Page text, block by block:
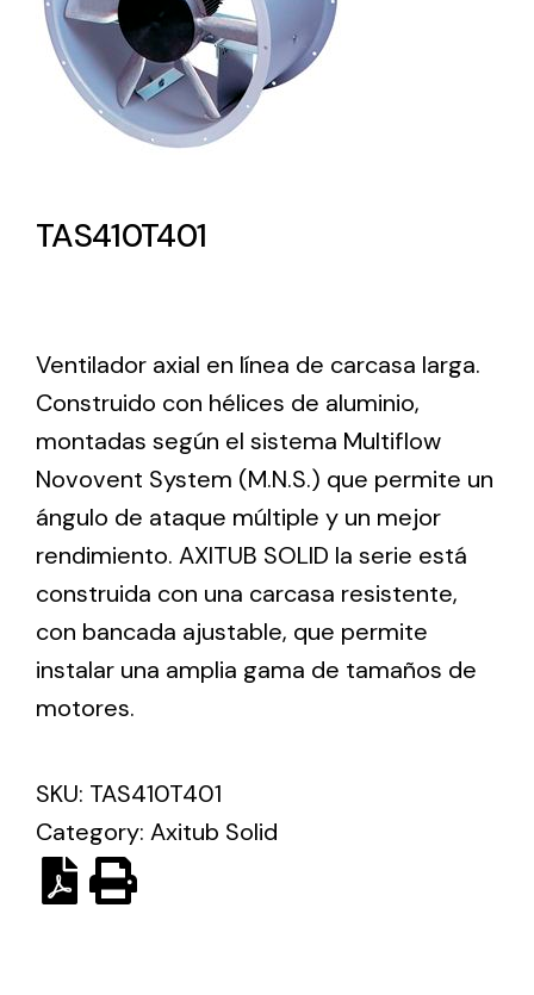
Lighting and Electrical
Equipment
Complete solutions in lighting and electrical
Ventilación
Amplia gama de ventiladores y equipos de
ventilación industriales
meant a greater offer of ventilation products for
different uses
Iluminación Solar
TAS410T401
Ventilador axial en línea de carcasa larga.
Construido con hélices de aluminio,
montadas según el sistema Multiflow
Novovent System (M.N.S.) que permite un
ángulo de ataque múltiple y un mejor
rendimiento. AXITUB SOLID la serie está
construida con una carcasa resistente,
con bancada ajustable, que permite
instalar una amplia gama de tamaños de
motores.
SKU: TAS410T401
Category: Axitub Solid